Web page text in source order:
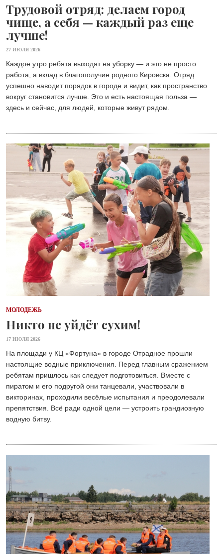
Трудовой отряд: делаем город
чище, а себя — каждый раз еще
лучше!
27 ИЮЛЯ 2026
Каждое утро ребята выходят на уборку — и это не просто
работа, а вклад в благополучие родного Кировска. Отряд
успешно наводит порядок в городе и видит, как пространство
вокруг становится лучше. Это и есть настоящая польза —
здесь и сейчас, для людей, которые живут рядом.
МОЛОДЕЖЬ
Никто не уйдёт сухим!
17 ИЮЛЯ 2026
На площади у КЦ «Фортуна» в городе Отрадное прошли
настоящие водные приключения. Перед главным сражением
ребятам пришлось как следует подготовиться. Вместе с
пиратом и его подругой они танцевали, участвовали в
викторинах, проходили весёлые испытания и преодолевали
препятствия. Всё ради одной цели — устроить грандиозную
водную битву.